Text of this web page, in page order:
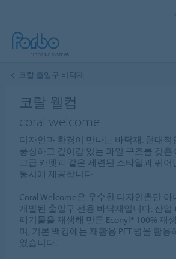
코랄 출입구 바닥재
코랄 웰컴
coral welcome
디자인과 환경이 만나는 바닥재. 현대적
풍성하고 깊이감 있는 파일 구조를 갖춘
고급 카펫과 같은 세련된 스타일과 뛰어
동시에 제공합니다.
Coral Welcome은 우수한 디자인뿐만
개발된 출입구 전용 바닥재입니다. 산업
폐기물을 재생해 만든 Econyl® 100% 재
며, 기본 백킹에는 재활용 PET 병을 활용
였습니다.